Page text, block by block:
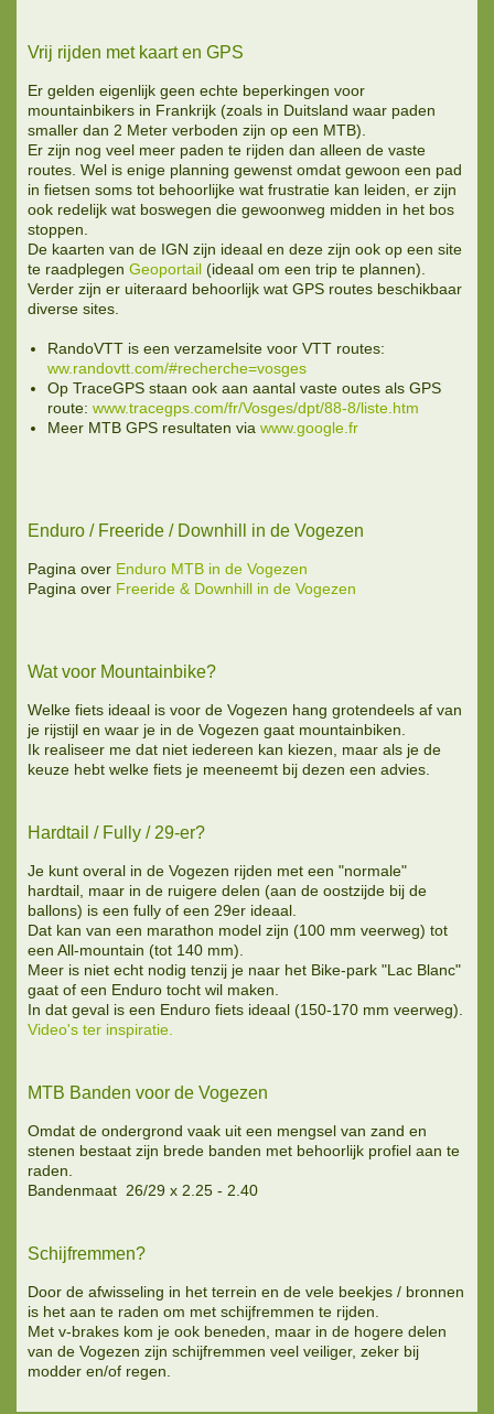
Vrij rijden met kaart en GPS
Er gelden eigenlijk geen echte beperkingen voor
mountainbikers in Frankrijk (zoals in Duitsland waar paden
smaller dan 2 Meter verboden zijn op een MTB).
Er zijn nog veel meer paden te rijden dan alleen de vaste
routes. Wel is enige planning gewenst omdat gewoon een pad
in fietsen soms tot behoorlijke wat frustratie kan leiden, er zijn
ook redelijk wat boswegen die gewoonweg midden in het bos
stoppen.
De kaarten van de IGN zijn ideaal en deze zijn ook op een site
te raadplegen Geoportail (ideaal om een trip te plannen).
Verder zijn er uiteraard behoorlijk wat GPS routes beschikbaar
diverse sites.
RandoVTT is een verzamelsite voor VTT routes:
ww.randovtt.com/#recherche=vosges
Op TraceGPS staan ook aan aantal vaste outes als GPS
route: www.tracegps.com/fr/Vosges/dpt/88-8/liste.htm
Meer MTB GPS resultaten via www.google.fr
Enduro / Freeride / Downhill in de Vogezen
Pagina over Enduro MTB in de Vogezen
Pagina over Freeride & Downhill in de Vogezen
Wat voor Mountainbike?
Welke fiets ideaal is voor de Vogezen hang grotendeels af van
je rijstijl en waar je in de Vogezen gaat mountainbiken.
Ik realiseer me dat niet iedereen kan kiezen, maar als je de
keuze hebt welke fiets je meeneemt bij dezen een advies.
Hardtail / Fully / 29-er?
Je kunt overal in de Vogezen rijden met een "normale"
hardtail, maar in de ruigere delen (aan de oostzijde bij de
ballons) is een fully of een 29er ideaal.
Dat kan van een marathon model zijn (100 mm veerweg) tot
een All-mountain (tot 140 mm).
Meer is niet echt nodig tenzij je naar het Bike-park "Lac Blanc"
gaat of een Enduro tocht wil maken.
In dat geval is een Enduro fiets ideaal (150-170 mm veerweg).
Video's ter inspiratie.
MTB Banden voor de Vogezen
Omdat de ondergrond vaak uit een mengsel van zand en
stenen bestaat zijn brede banden met behoorlijk profiel aan te
raden.
Bandenmaat 26/29 x 2.25 - 2.40
Schijfremmen?
Door de afwisseling in het terrein en de vele beekjes / bronnen
is het aan te raden om met schijfremmen te rijden.
Met v-brakes kom je ook beneden, maar in de hogere delen
van de Vogezen zijn schijfremmen veel veiliger, zeker bij
modder en/of regen.